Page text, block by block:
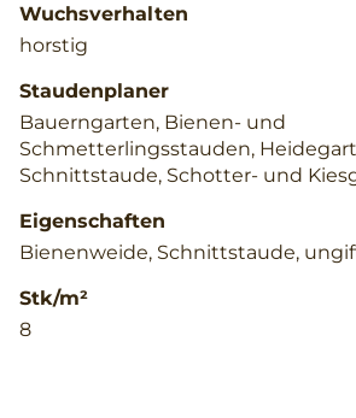
Wuchsverhalten
horstig
Staudenplaner
Bauerngarten, Bienen- und
Schmetterlingsstauden,
Schnittstaude, Schotter- und
Eigenschaften
Bienenweide, Schnittstaude,
Stk/m²
8